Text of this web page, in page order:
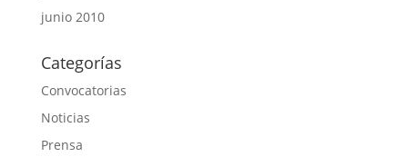
junio 2010
Categorías
Convocatorias
Noticias
Prensa